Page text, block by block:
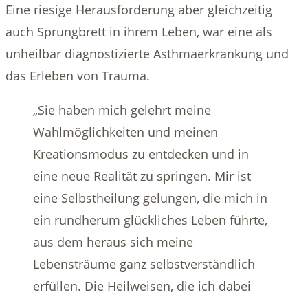
Eine riesige Herausforderung aber gleichzeitig
auch Sprungbrett in ihrem Leben, war eine als
unheilbar diagnostizierte Asthmaerkrankung und
das Erleben von Trauma.
„Sie haben mich gelehrt meine
Wahlmöglichkeiten und meinen
Kreationsmodus zu entdecken und in
eine neue Realität zu springen. Mir ist
eine Selbstheilung gelungen, die mich in
ein rundherum glückliches Leben führte,
aus dem heraus sich meine
Lebensträume ganz selbstverständlich
erfüllen. Die Heilweisen, die ich dabei